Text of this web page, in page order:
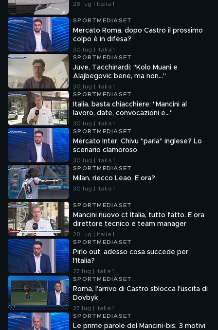
28 lug | Italia 1
SPORTMEDIASET
Mercato Roma, dopo Castro il prossimo
colpo è in difesa?
30 lug | Italia 1
SPORTMEDIASET
Juve, Tacchinardi: "Kolo Muani e
Alajbegovic bene, ma non..."
30 lug | Italia 1
SPORTMEDIASET
Italia, basta chiacchiere: "Mancini al
lavoro, date, convocazioni e…"
30 lug | Italia 1
SPORTMEDIASET
Mercato Inter, Chivu "parla" inglese? Lo
scenario clamoroso
30 lug | Italia 1
SPORTMEDIASET
Milan, riecco Leao. E ora?
30 lug | Italia 1
SPORTMEDIASET
Mancini nuovo ct Italia, tutto fatto. E ora
direttore tecnico e team manager
28 lug | Italia 1
SPORTMEDIASET
Pirlo out, adesso cosa succede per
l'Italia?
27 lug | Italia 1
SPORTMEDIASET
Roma, l'arrivo di Castro sblocca l'uscita di
Dovbyk
27 lug | Italia 1
SPORTMEDIASET
Le prime parole del Mancini-bis: 3 motivi